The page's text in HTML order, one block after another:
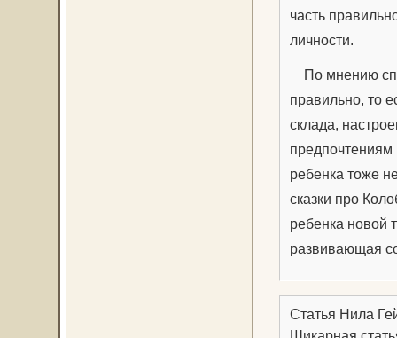
часть
личности.
По мнению
правильно, то
склада,
ребенка тоже
сказки про
ребенка новой
развивающая
Статья Нила